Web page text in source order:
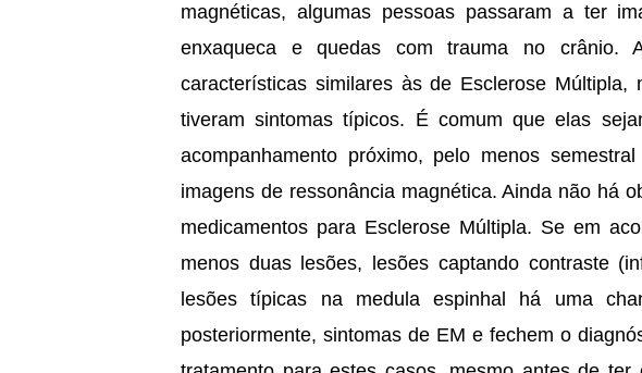
magnéticas, algumas pessoas passaram a ter
enxaqueca e quedas com trauma no crânio.
características similares às de Esclerose
tiveram sintomas típicos. É comum que elas
acompanhamento próximo, pelo menos
imagens de ressonância magnética. Ainda não há
medicamentos para Esclerose Múltipla. Se em
menos duas lesões, lesões captando contraste
lesões típicas na medula espinhal há uma
posteriormente, sintomas de EM e fechem o